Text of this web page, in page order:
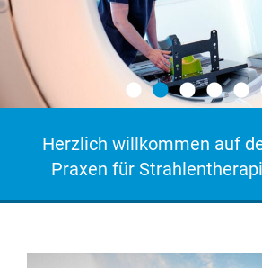
Herzlich willkommen auf
Praxen für